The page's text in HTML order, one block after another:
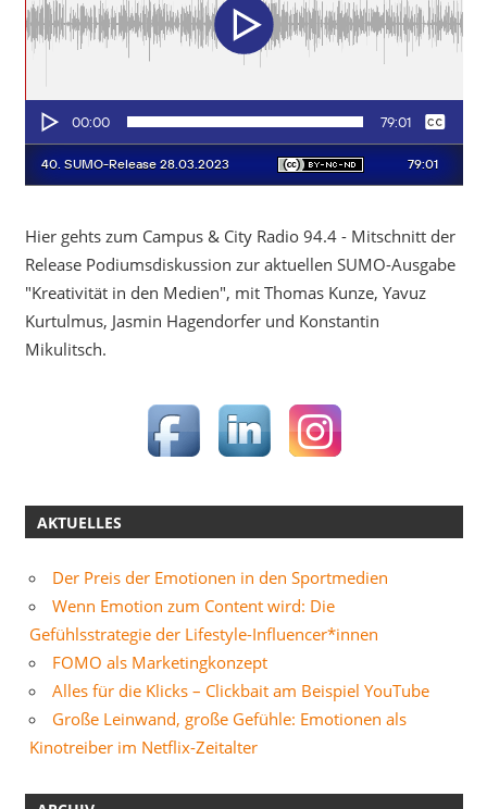
Hier gehts zum Campus & City Radio 94.4 - Mitschnitt der
Release Podiumsdiskussion zur aktuellen SUMO-Ausgabe
"Kreativität in den Medien", mit Thomas Kunze, Yavuz
Kurtulmus, Jasmin Hagendorfer und Konstantin
Mikulitsch.
AKTUELLES
Der Preis der Emotionen in den Sportmedien
Wenn Emotion zum Content wird: Die
Gefühlsstrategie der Lifestyle-Influencer*innen
FOMO als Marketingkonzept
Alles für die Klicks – Clickbait am Beispiel YouTube
Große Leinwand, große Gefühle: Emotionen als
Kinotreiber im Netflix-Zeitalter